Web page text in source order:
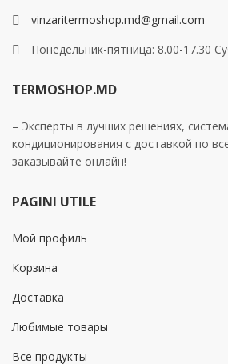
vinzaritermoshop.md@gmail.com
Понедельник-пятница: 8.00-17.30
TERMOSHOP.MD
– Эксперты в лучших решениях,
кондиционирования с доставкой по
заказывайте онлайн!
PAGINI UTILE
Мой профиль
Корзина
Доставка
Любимые товары
Все продукты